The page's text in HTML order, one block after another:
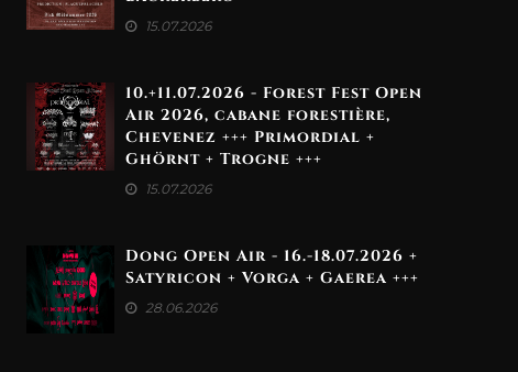
15.07.2026
10.+11.07.2026 - Forest Fest Open
Air 2026, cabane forestière,
Chevenez +++ Primordial +
Ghörnt + Trogne +++
15.07.2026
Dong Open Air - 16.-18.07.2026 +
Satyricon + Vorga + Gaerea +++
28.06.2026